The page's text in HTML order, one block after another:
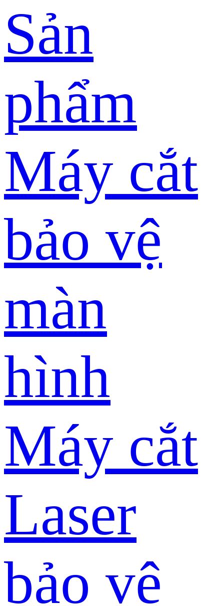
Sản
phẩm
Máy cắt
bảo vệ
màn
hình
Máy cắt
Laser
bảo vệ